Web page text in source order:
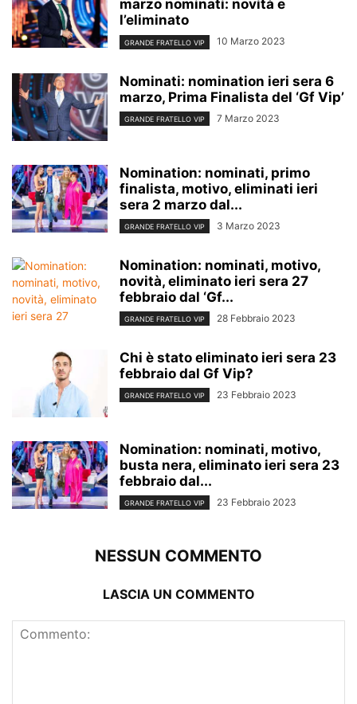
marzo nominati: novità e
l’eliminato
GRANDE FRATELLO VIP 10 Marzo 2023
Nominati: nomination ieri sera 6
marzo, Prima Finalista del ‘Gf Vip’
GRANDE FRATELLO VIP 7 Marzo 2023
Nomination: nominati, primo
finalista, motivo, eliminati ieri
sera 2 marzo dal...
GRANDE FRATELLO VIP 3 Marzo 2023
Nomination: nominati, motivo,
novità, eliminato ieri sera 27
febbraio dal ‘Gf...
GRANDE FRATELLO VIP 28 Febbraio 2023
Chi è stato eliminato ieri sera 23
febbraio dal Gf Vip?
GRANDE FRATELLO VIP 23 Febbraio 2023
Nomination: nominati, motivo,
busta nera, eliminato ieri sera 23
febbraio dal...
GRANDE FRATELLO VIP 23 Febbraio 2023
NESSUN COMMENTO
LASCIA UN COMMENTO